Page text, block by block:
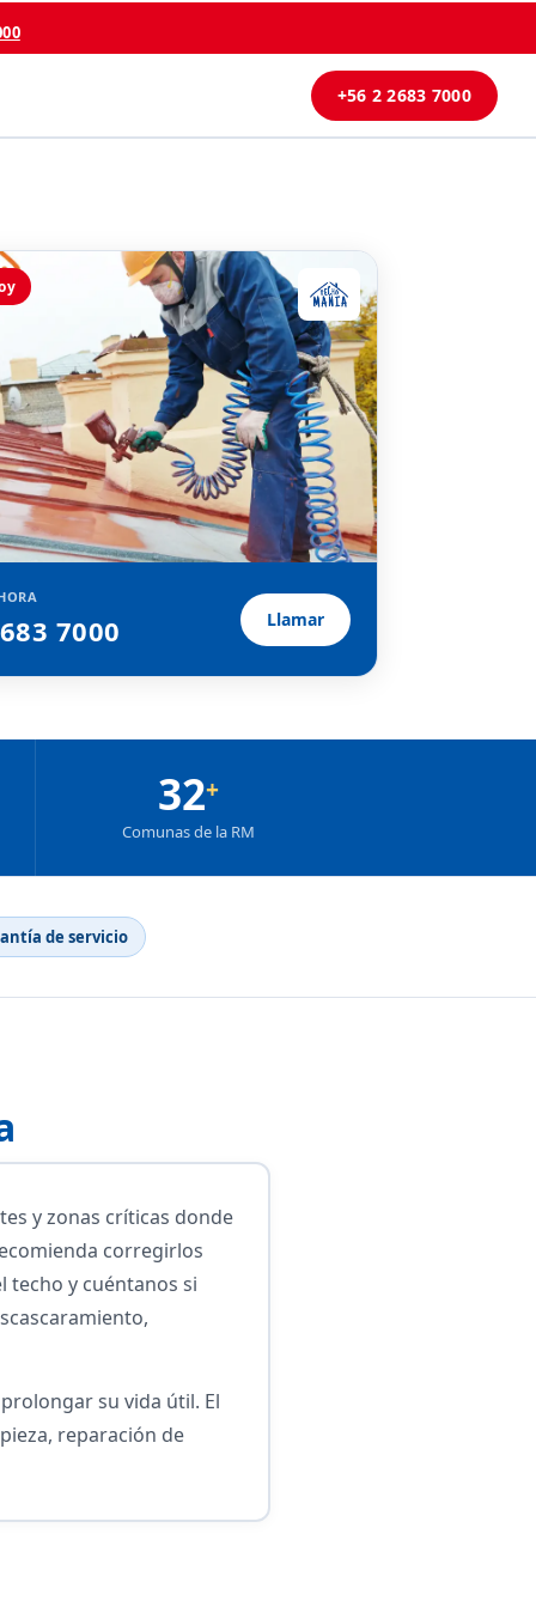
+56 2 2683 7000
7000 Llamar
32+
Comunas de la RM
de servicio
y zonas críticas donde
corregirlos
techo y cuéntanos si
su vida útil. El
reparación de